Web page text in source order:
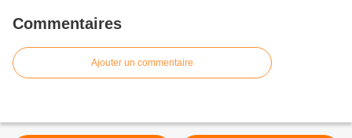
Commentaires
Ajouter un commentaire